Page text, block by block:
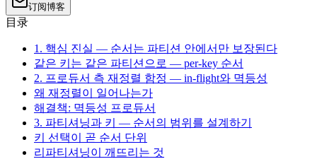
订阅博客
目录
1. 핵심 진실 — 순서는 파티션 안에서만 보장된다
같은 키는 같은 파티션으로 — per-key 순서
2. 프로듀서 측 재정렬 함정 — in-flight와 멱등성
왜 재정렬이 일어나는가
해결책: 멱등성 프로듀서
3. 파티셔닝과 키 — 순서의 범위를 설계하기
키 선택이 곧 순서 단위
리파티셔닝이 깨뜨리는 것